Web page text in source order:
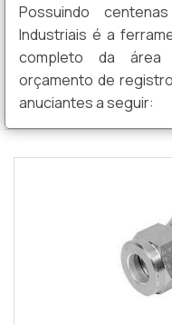
Possuindo
Industriais é a
completo da área
orçamento de
anuciantes a seguir: